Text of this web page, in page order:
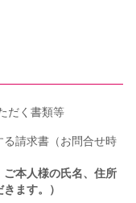
だく書類等
請求書（お問合せ時
ご本人様の氏名、住所
ます。）